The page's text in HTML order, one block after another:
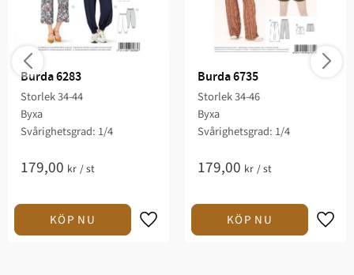
Burda 6283
Storlek 34-44
Byxa
Svårighetsgrad: 1/4​
179,00 kr /st
Burda 6735
Storlek 34-46
Byxa
Svårighetsgrad: 1/4​
179,00 kr /st